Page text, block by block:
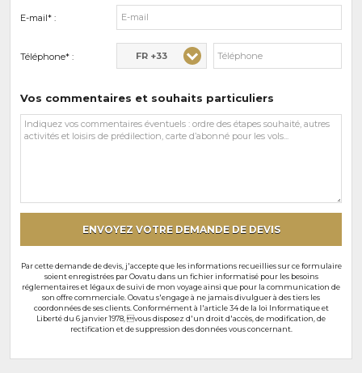
E-mail* :
Téléphone* : FR +33
Vos commentaires et souhaits particuliers
Vos
commentaires
ENVOYEZ VOTRE DEMANDE DE DEVIS
Par cette demande de devis, j'accepte que les informations recueillies sur ce formulaire
soient enregistrées par Oovatu dans un fichier informatisé pour les besoins
réglementaires et légaux de suivi de mon voyage ainsi que pour la communication de
son offre commerciale. Oovatu s'engage à ne jamais divulguer à des tiers les
coordonnées de ses clients. Conformément à l'article 34 de la loi Informatique et
Liberté du 6 janvier 1978, vous disposez d'un droit d'accès, de modification, de
rectification et de suppression des données vous concernant.